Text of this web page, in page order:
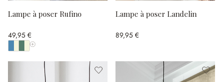
Lampe à poser Rufino
49,95 €
Afficher toutes les couleurs
Lampe à poser Landelin
89,95 €